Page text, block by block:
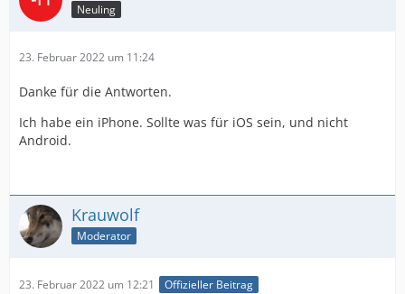
Neuling
23. Februar 2022 um 11:24
Danke für die Antworten.
Ich habe ein iPhone. Sollte was für iOS sein, und nicht
Android.
Krauwolf
Moderator
23. Februar 2022 um 12:21 Offizieller Beitrag